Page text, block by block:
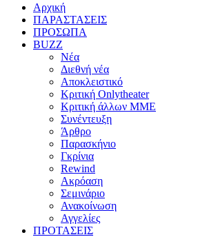
Αρχική
ΠΑΡΑΣΤΑΣΕΙΣ
ΠΡΟΣΩΠΑ
BUZZ
Νέα
Διεθνή νέα
Αποκλειστικό
Κριτική Onlytheater
Κριτική άλλων ΜΜΕ
Συνέντευξη
Άρθρο
Παρασκήνιο
Γκρίνια
Rewind
Ακρόαση
Σεμινάριο
Ανακοίνωση
Αγγελίες
ΠΡΟΤΑΣΕΙΣ